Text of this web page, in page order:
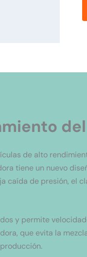
de alto
tiene un nuevo
caída de presión, el
y permite
que evita la